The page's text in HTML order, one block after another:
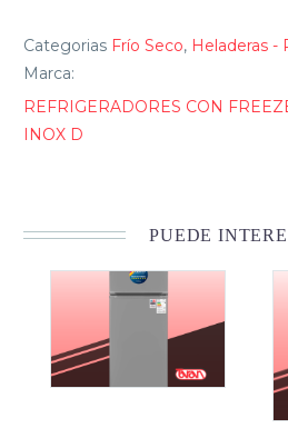
Categorias Frío Seco, Heladeras -
Marca:
REFRIGERADORES CON
INOX D
PUEDE